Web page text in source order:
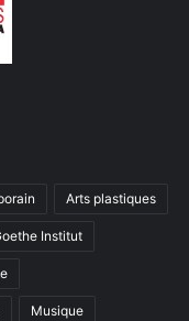
Arts plastiques
Institut
Musique